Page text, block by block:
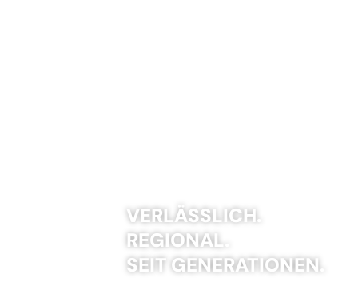
VERLÄSSLICH.
REGIONAL.
SEIT GENERATIONEN.